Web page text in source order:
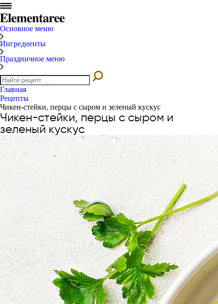
Основное меню
Ингредиенты
Праздничное меню
Главная
Рецепты
Чикен-стейки, перцы c сыром и зеленый кускус
Чикен-стейки, перцы c сыром и
зеленый кускус